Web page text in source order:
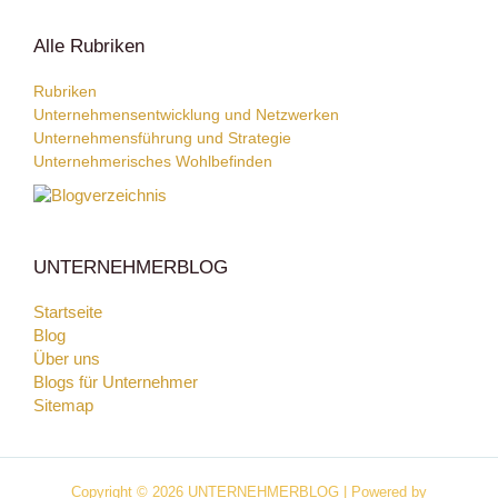
Alle Rubriken
Rubriken
Unternehmensentwicklung und Netzwerken
Unternehmensführung und Strategie
Unternehmerisches Wohlbefinden
UNTERNEHMERBLOG
Startseite
Blog
Über uns
Blogs für Unternehmer
Sitemap
Copyright © 2026 UNTERNEHMERBLOG | Powered by